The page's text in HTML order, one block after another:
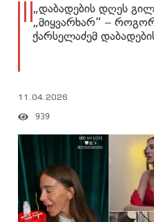
„დაბადების დღეს
„მიყვარხარ“ –
ქარსელაძემ
11.04.2026
939